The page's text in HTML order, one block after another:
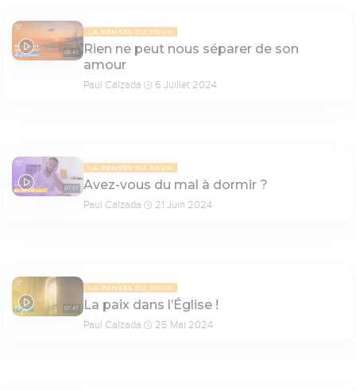
08:43
LA PENSÉE DU JOUR
Rien ne peut nous séparer de son
amour
Paul Calzada 6 Juillet 2024
07:57
LA PENSÉE DU JOUR
Avez-vous du mal à dormir ?
Paul Calzada 21 Juin 2024
07:47
LA PENSÉE DU JOUR
La paix dans l’Église !
Paul Calzada 25 Mai 2024